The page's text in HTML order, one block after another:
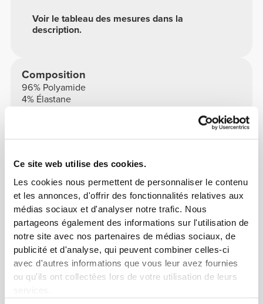
Ce site web utilise des cookies.
Les cookies nous permettent de personnaliser le contenu
et les annonces, d'offrir des fonctionnalités relatives aux
médias sociaux et d'analyser notre trafic. Nous
partageons également des informations sur l'utilisation de
notre site avec nos partenaires de médias sociaux, de
publicité et d'analyse, qui peuvent combiner celles-ci
avec d'autres informations que vous leur avez fournies
ou qu'ils ont collectées lors de votre utilisation de leurs
Voir le tableau des mesures dans la
description.
Composition
96% Polyamide
4% Élastane
Guide des Tailles
Cet article